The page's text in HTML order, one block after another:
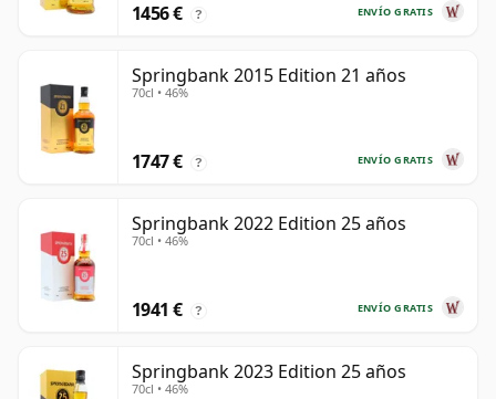
ENVÍO GRATIS
1456 € ?
Springbank 2015 Edition 21 años
70cl • 46%
ENVÍO GRATIS
1747 € ?
Springbank 2022 Edition 25 años
70cl • 46%
ENVÍO GRATIS
1941 € ?
Springbank 2023 Edition 25 años
70cl • 46%